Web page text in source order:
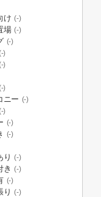
け (-)
場 (-)
(-)
)
)
)
ニー (-)
)
(-)
(-)
り (-)
き (-)
(-)
り (-)